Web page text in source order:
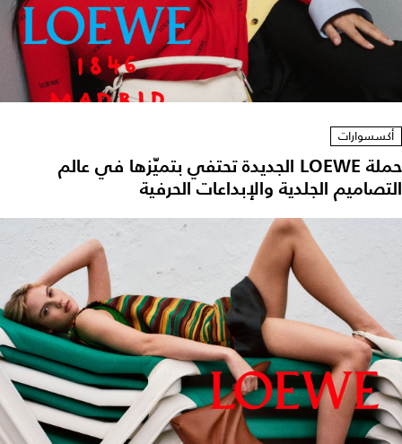
أكسسوارات
حملة LOEWE الجديدة تحتفي بتميّزها في عالم
التصاميم الجلدية والإبداعات الحرفية